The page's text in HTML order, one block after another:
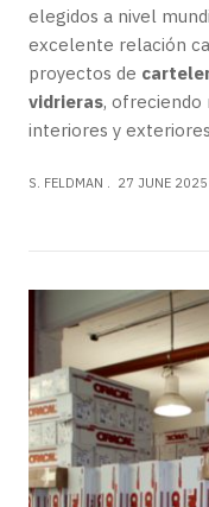
elegidos a nivel
excelente relación
proyectos de
vidrieras, ofreciendo
interiores y
S. FELDMAN 27 JUNE 2025